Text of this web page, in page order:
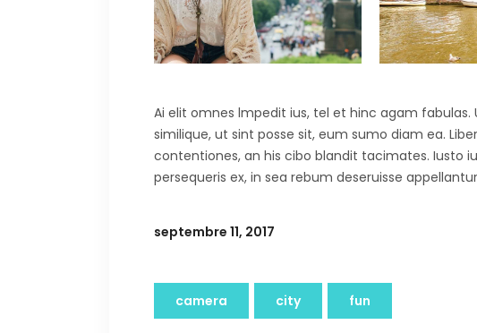
Ai elit omnes lmpedit ius, tel et hinc agam
similique, ut sint posse sit, eum sumo diam ea.
contentiones, an his cibo blandit tacimates. Iusto
persequeris ex, in sea rebum deseruisse
septembre 11, 2017
camera city fun